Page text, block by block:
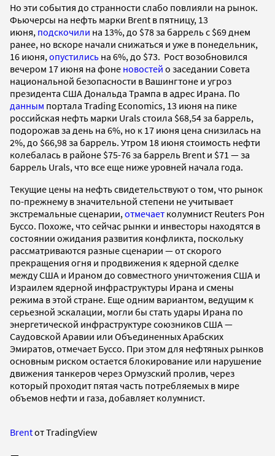
Но эти события до странности слабо повлияли на рынок.
Фьючерсы на нефть марки Brent в пятницу, 13
июня, подскочили на 13%, до $78 за баррель с $69 днем
ранее, но вскоре начали снижаться и уже в понедельник,
16 июня, опустились на 6%, до $73. Рост возобновился
вечером 17 июня на фоне новостей о заседании Совета
национальной безопасности в Вашингтоне и угроз
президента США Дональда Трампа в адрес Ирана. По
данным портала Trading Economics, 13 июня на пике
российская нефть марки Urals стоила $68,54 за баррель,
подорожав за день на 6%, но к 17 июня цена снизилась на
2%, до $66,98 за баррель. Утром 18 июня стоимость нефти
колебалась в районе $75-76 за баррель Brent и $71 — за
баррель Urals, что все еще ниже уровней начала года.
Текущие цены на нефть свидетельствуют о том, что рынок
по-прежнему в значительной степени не учитывает
экстремальные сценарии, отмечает колумнист Reuters Рон
Буссо. Похоже, что сейчас рынки и инвесторы находятся в
состоянии ожидания развития конфликта, поскольку
рассматриваются разные сценарии — от скорого
прекращения огня и продвижения к ядерной сделке
между США и Ираном до совместного уничтожения США и
Израилем ядерной инфраструктуры Ирана и смены
режима в этой стране. Еще одним вариантом, ведущим к
серьезной эскалации, могли бы стать удары Ирана по
энергетической инфраструктуре союзников США —
Саудовской Аравии или Объединенных Арабских
Эмиратов, отмечает Буссо. При этом для нефтяных рынков
основным риском остается блокирование или нарушение
движения танкеров через Ормузский пролив, через
который проходит пятая часть потребляемых в мире
объемов нефти и газа, добавляет колумнист.
Brentот TradingView